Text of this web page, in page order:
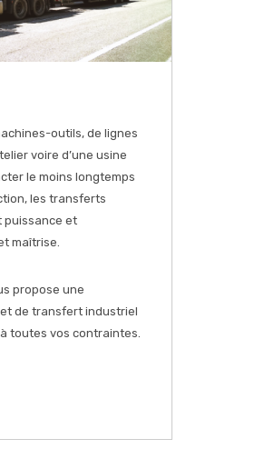
outils, de lignes
voire d’une usine
le moins longtemps
les transferts
puissance et
maîtrise.
propose une
de transfert industriel
toutes vos contraintes.